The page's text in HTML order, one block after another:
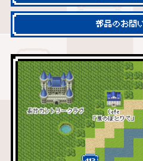
部品のお問